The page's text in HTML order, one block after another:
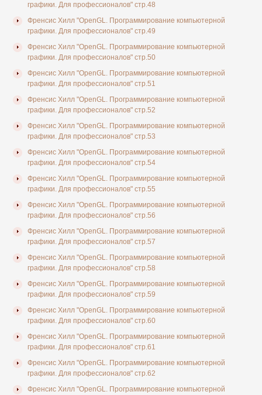
графики. Для профессионалов" стр.48
Френсис Хилл "OpenGL. Программирование компьютерной
графики. Для профессионалов" стр.49
Френсис Хилл "OpenGL. Программирование компьютерной
графики. Для профессионалов" стр.50
Френсис Хилл "OpenGL. Программирование компьютерной
графики. Для профессионалов" стр.51
Френсис Хилл "OpenGL. Программирование компьютерной
графики. Для профессионалов" стр.52
Френсис Хилл "OpenGL. Программирование компьютерной
графики. Для профессионалов" стр.53
Френсис Хилл "OpenGL. Программирование компьютерной
графики. Для профессионалов" стр.54
Френсис Хилл "OpenGL. Программирование компьютерной
графики. Для профессионалов" стр.55
Френсис Хилл "OpenGL. Программирование компьютерной
графики. Для профессионалов" стр.56
Френсис Хилл "OpenGL. Программирование компьютерной
графики. Для профессионалов" стр.57
Френсис Хилл "OpenGL. Программирование компьютерной
графики. Для профессионалов" стр.58
Френсис Хилл "OpenGL. Программирование компьютерной
графики. Для профессионалов" стр.59
Френсис Хилл "OpenGL. Программирование компьютерной
графики. Для профессионалов" стр.60
Френсис Хилл "OpenGL. Программирование компьютерной
графики. Для профессионалов" стр.61
Френсис Хилл "OpenGL. Программирование компьютерной
графики. Для профессионалов" стр.62
Френсис Хилл "OpenGL. Программирование компьютерной